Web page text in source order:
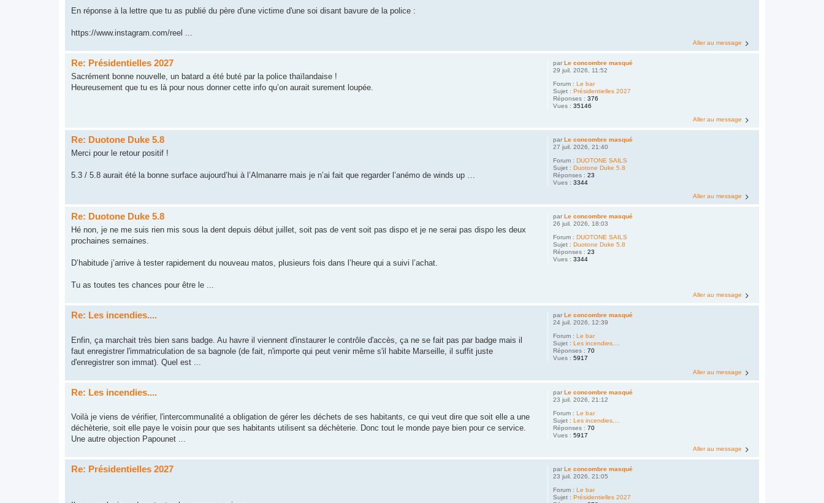
En réponse à la lettre que tu as publié du père d'une victime d'une soi disant bavure de la police :
https://www.instagram.com/reel ...
Aller au message
parLe concombre masqué
29 juil. 2026, 11:52
Forum :Le bar
Sujet :Présidentielles 2027
Réponses :376
Vues :35146
Re: Présidentielles 2027
Sacrément bonne nouvelle, un batard a été buté par la police thaïlandaise !
Heureusement que tu es là pour nous donner cette info qu’on aurait surement loupée.
Aller au message
parLe concombre masqué
27 juil. 2026, 21:40
Forum :DUOTONE SAILS
Sujet :Duotone Duke 5.8
Réponses :23
Vues :3344
Re: Duotone Duke 5.8
Merci pour le retour positif !
5.3 / 5.8 aurait été la bonne surface aujourd’hui à l’Almanarre mais je n’ai fait que regarder l’anémo de winds up …
Aller au message
parLe concombre masqué
26 juil. 2026, 18:03
Forum :DUOTONE SAILS
Sujet :Duotone Duke 5.8
Réponses :23
Vues :3344
Re: Duotone Duke 5.8
Hé non, je ne me suis rien mis sous la dent depuis début juillet, soit pas de vent soit pas dispo et je ne serai pas dispo les deux
prochaines semaines.
D’habitude j’arrive à tester rapidement du nouveau matos, plusieurs fois dans l’heure qui a suivi l’achat.
Tu as toutes tes chances pour être le ...
Aller au message
parLe concombre masqué
24 juil. 2026, 12:39
Forum :Le bar
Sujet :Les incendies....
Réponses :70
Vues :5917
Re: Les incendies....
Enfin, ça marchait très bien sans badge. Au havre il viennent d'instaurer le contrôle d'accès, ça ne se fait pas par badge mais il
faut enregistrer l'immatriculation de sa bagnole (de fait, n'importe qui peut venir même s'il habite Marseille, il suffit juste
d'enregistrer son immat). Quel est ...
Aller au message
parLe concombre masqué
23 juil. 2026, 21:12
Forum :Le bar
Sujet :Les incendies....
Réponses :70
Vues :5917
Re: Les incendies....
Voilà je viens de vérifier, l'intercommunalité a obligation de gérer les déchets de ses habitants, ce qui veut dire que soit elle a une
déchèterie, soit elle paye le voisin pour que ses habitants utilisent sa déchèterie. Donc tout le monde paye bien pour ce service.
Une autre objection Papounet ...
Aller au message
parLe concombre masqué
23 juil. 2026, 21:05
Forum :Le bar
Sujet :Présidentielles 2027
Re: Présidentielles 2027